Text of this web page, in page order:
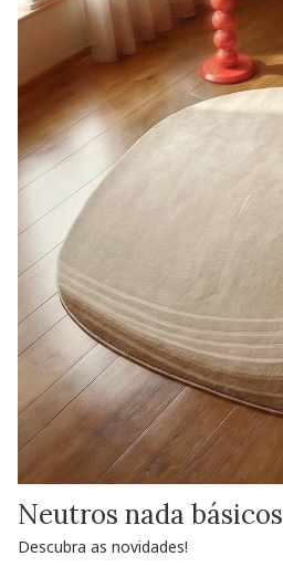
Neutros nada básicos
Descubra as novidades!